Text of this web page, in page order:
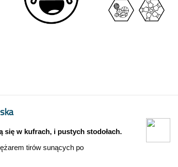
się w kufrach, i pustych stodołach.
tirów sunących po
które popada w ugór, a
tam, gdzie wszystko jest